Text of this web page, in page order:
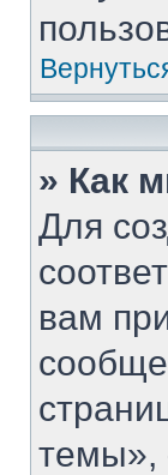
» Как
Для
вам
темы»,